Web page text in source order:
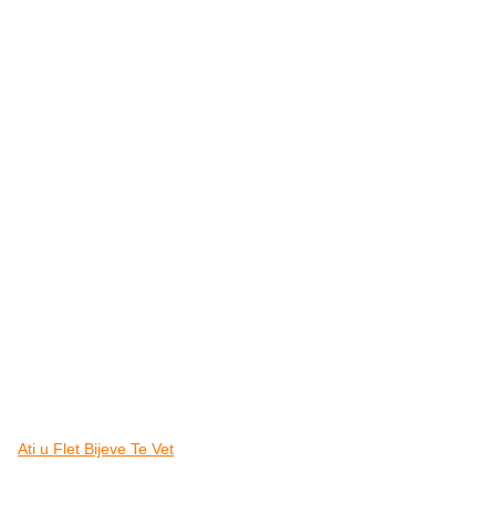
Ati u Flet Bijeve Te Vet